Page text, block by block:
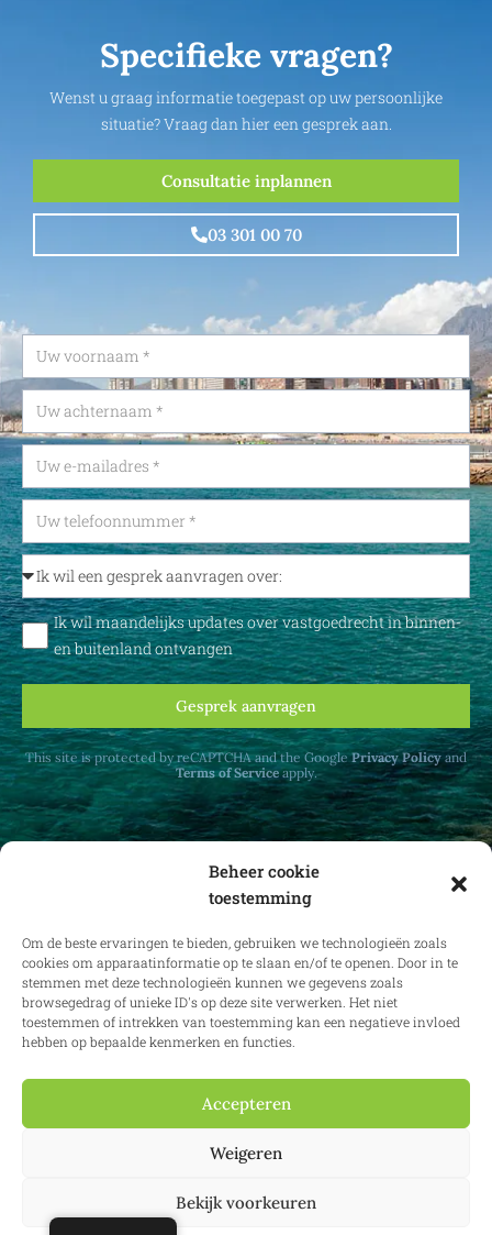
Beheer cookie
toestemming
Om de beste ervaringen te bieden, gebruiken we technologieën zoals
cookies om apparaatinformatie op te slaan en/of te openen. Door in te
stemmen met deze technologieën kunnen we gegevens zoals
browsegedrag of unieke ID's op deze site verwerken. Het niet
toestemmen of intrekken van toestemming kan een negatieve invloed
hebben op bepaalde kenmerken en functies.
Accepteren
Weigeren
Bekijk voorkeuren
Specifieke vragen?
Wenst u graag informatie toegepast op uw persoonlijke
situatie? Vraag dan hier een gesprek aan.
Consultatie inplannen
03 301 00 70
Ik wil maandelijks updates over vastgoedrecht in binnen-
en buitenland ontvangen
Gesprek aanvragen
This site is protected by reCAPTCHA and the GooglePrivacy Policy and
Terms of Serviceapply.
Ontvang maandelijks updates over
vastgoedrecht in binnen- en buitenland.
Inschrijven
© 2025 Confianz – Alle rechten voorbehouden.
0713.777.468 & 0804.310.043